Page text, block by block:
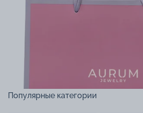
Популярные категории